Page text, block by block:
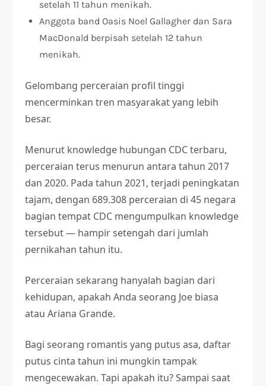
setelah 11 tahun menikah.
Anggota band Oasis Noel Gallagher dan Sara
MacDonald berpisah setelah 12 tahun
menikah.
Gelombang perceraian profil tinggi
mencerminkan tren masyarakat yang lebih
besar.
Menurut knowledge hubungan CDC terbaru,
perceraian terus menurun antara tahun 2017
dan 2020. Pada tahun 2021, terjadi peningkatan
tajam, dengan 689.308 perceraian di 45 negara
bagian tempat CDC mengumpulkan knowledge
tersebut — hampir setengah dari jumlah
pernikahan tahun itu.
Perceraian sekarang hanyalah bagian dari
kehidupan, apakah Anda seorang Joe biasa
atau Ariana Grande.
Bagi seorang romantis yang putus asa, daftar
putus cinta tahun ini mungkin tampak
mengecewakan. Tapi apakah itu? Sampai saat